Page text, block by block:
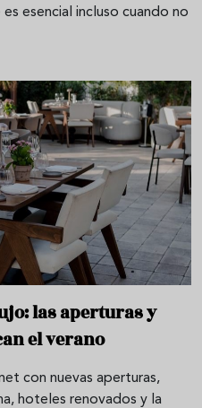
esencial incluso cuando no
las aperturas y
el verano
con nuevas aperturas,
hoteles renovados y la